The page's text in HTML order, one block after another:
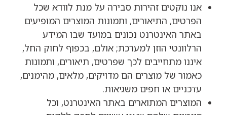
אנו נוקטים זהירות סבירה על מנת לוודא שכל
הפרטים, התיאורים, ותמונות המוצרים המופיעים
באתר האינטרנט נכונים במועד שבו המידע
הרלוונטי הוזן למערכת; אולם, בכפוף לחוק החל,
איננו מתחייבים לכך שפרטים, תיאורים, ותמונות
כאמור של מוצרים הם מדויקים, מלאים, מהימנים,
עדכניים או חפים משגיאות.
המוצרים המתוארים באתר האינטרנט, וכל